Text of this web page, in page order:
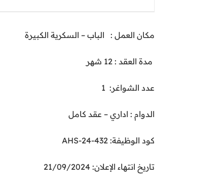
مكان العمل : الباب – السكرية الكبيرة
مدة العقد : 12 شهر
عدد الشواغر: 1
الدوام : اداري – عقد كامل
كود الوظيفة: AHS-24-432
تاريخ انتهاء الإعلان: 21/09/2024